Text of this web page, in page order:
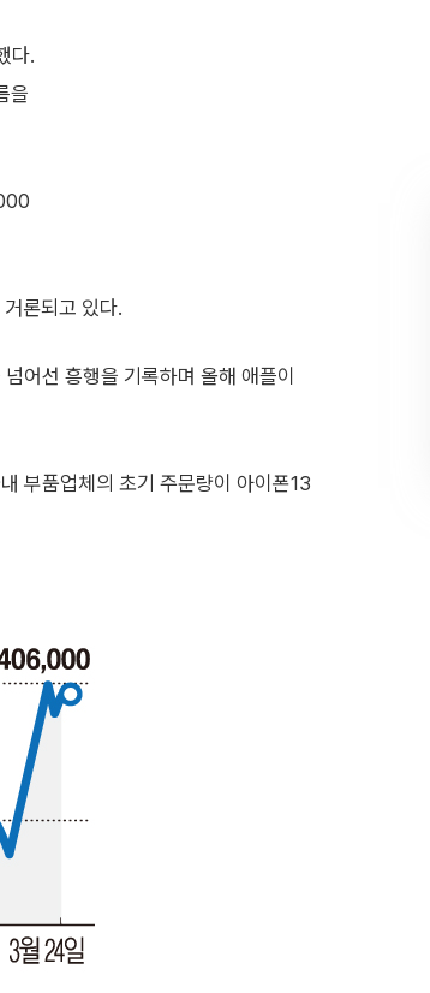
다.
을
론되고 있다.
어선 흥행을 기록하며 올해 애플이
부품업체의 초기 주문량이 아이폰13